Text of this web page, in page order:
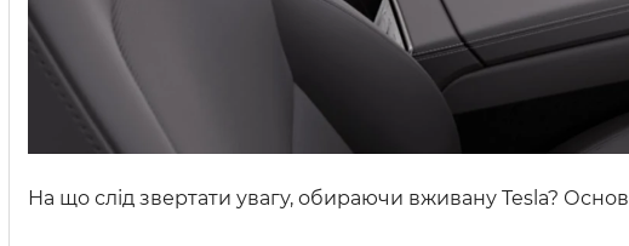
На що слід звертати увагу, обираючи вживану Tesla?